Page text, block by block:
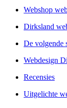
Webshop
Dirksland
De volgende
Webdesign
Recensies
Uitgelichte